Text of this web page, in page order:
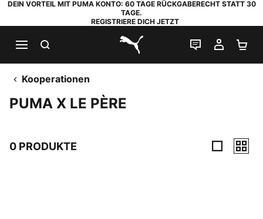
DEIN VORTEIL MIT PUMA KONTO: 60 TAGE RÜCKGABERECHT STATT 30
TAGE.
REGISTRIERE DICH JETZT
PUMA.com
LIVE-CHAT
MEIN
Kooperationen
PUMA X LE PÈRE
0 PRODUKTE